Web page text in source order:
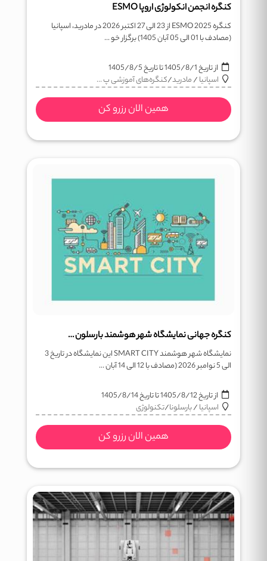
کنگره انجمن انکولوژی اروپا ESMO
کنگره ESMO 2025 از 23 الی 27 اکتبر 2026 در مادرید، اسپانیا
(مصادف با 01 الی 05 آبان 1405) برگزار خو ...
از تاریخ1405/8/1تا تاریخ1405/8/5
اسپانیا/مادرید/کنگره‌های آموزشی پ ...
همین الان رزرو کن
کنگره جهانی نمایشگاه شهر هوشمند بارسلون SMART CITY
نمایشگاه شهر هوشمند SMART CITY این نمایشگاه در تاریخ 3
الی 5 نوامبر 2026 (مصادف با 12 الی 14 آبان ...
از تاریخ1405/8/12تا تاریخ1405/8/14
اسپانیا/بارسلونا/تکنولوژی
همین الان رزرو کن